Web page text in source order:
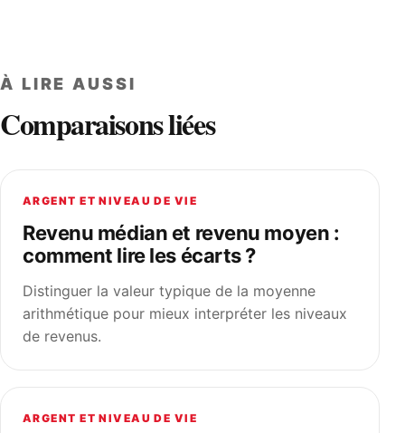
À LIRE AUSSI
Comparaisons liées
ARGENT ET NIVEAU DE VIE
Revenu médian et revenu moyen :
comment lire les écarts ?
Distinguer la valeur typique de la moyenne
arithmétique pour mieux interpréter les niveaux
de revenus.
ARGENT ET NIVEAU DE VIE